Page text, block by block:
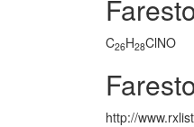
C26H28ClNO
http://